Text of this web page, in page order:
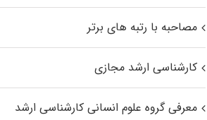
مصاحبه با رتبه های برتر
کارشناسی ارشد مجازی
معرفی گروه علوم انسانی کارشناسی ارشد